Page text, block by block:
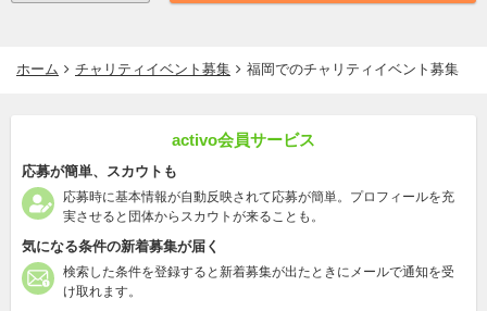
ホーム チャリティイベント募集 福岡でのチャリティイベント募集
activo会員サービス
応募が簡単、スカウトも
応募時に基本情報が自動反映されて応募が簡単。プロフィールを充
実させると団体からスカウトが来ることも。
気になる条件の新着募集が届く
検索した条件を登録すると新着募集が出たときにメールで通知を受
け取れます。